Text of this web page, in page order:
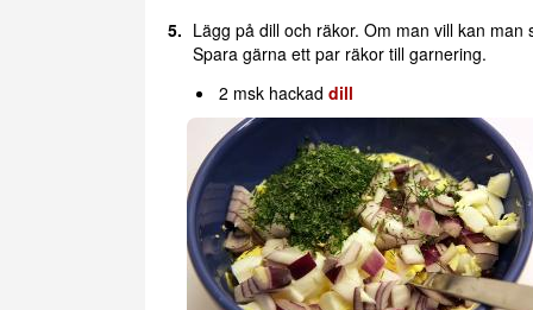
Lägg på dill och räkor. Om man vill kan
Spara gärna ett par räkor till garnering.
2 msk hackaddill